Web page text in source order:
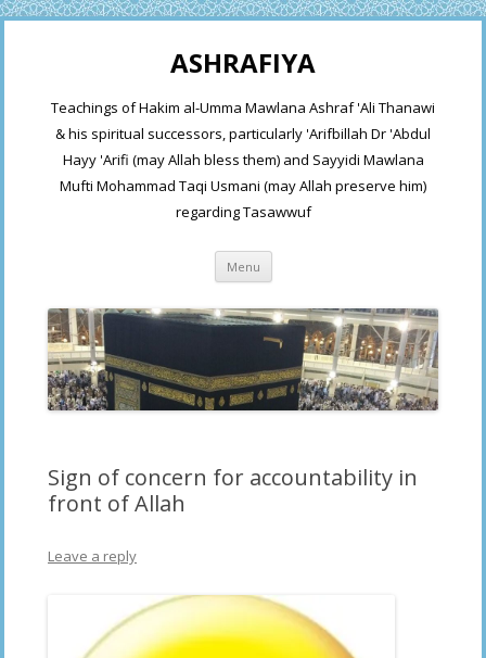
ASHRAFIYA
Teachings of Hakim al-Umma Mawlana Ashraf 'Ali Thanawi
& his spiritual successors, particularly 'Arifbillah Dr 'Abdul
Hayy 'Arifi (may Allah bless them) and Sayyidi Mawlana
Mufti Mohammad Taqi Usmani (may Allah preserve him)
regarding Tasawwuf
Menu Skip
content
Sign of concern for accountability in
front of Allah
Leave a reply